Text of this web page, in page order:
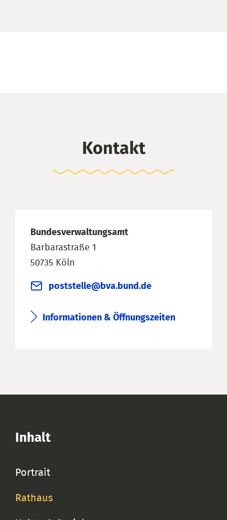
Kontakt
Bundesverwaltungsamt
Barbarastraße 1
50735 Köln
poststelle@bva.bund.de
Informationen & Öffnungszeiten
Inhalt
Portrait
Rathaus